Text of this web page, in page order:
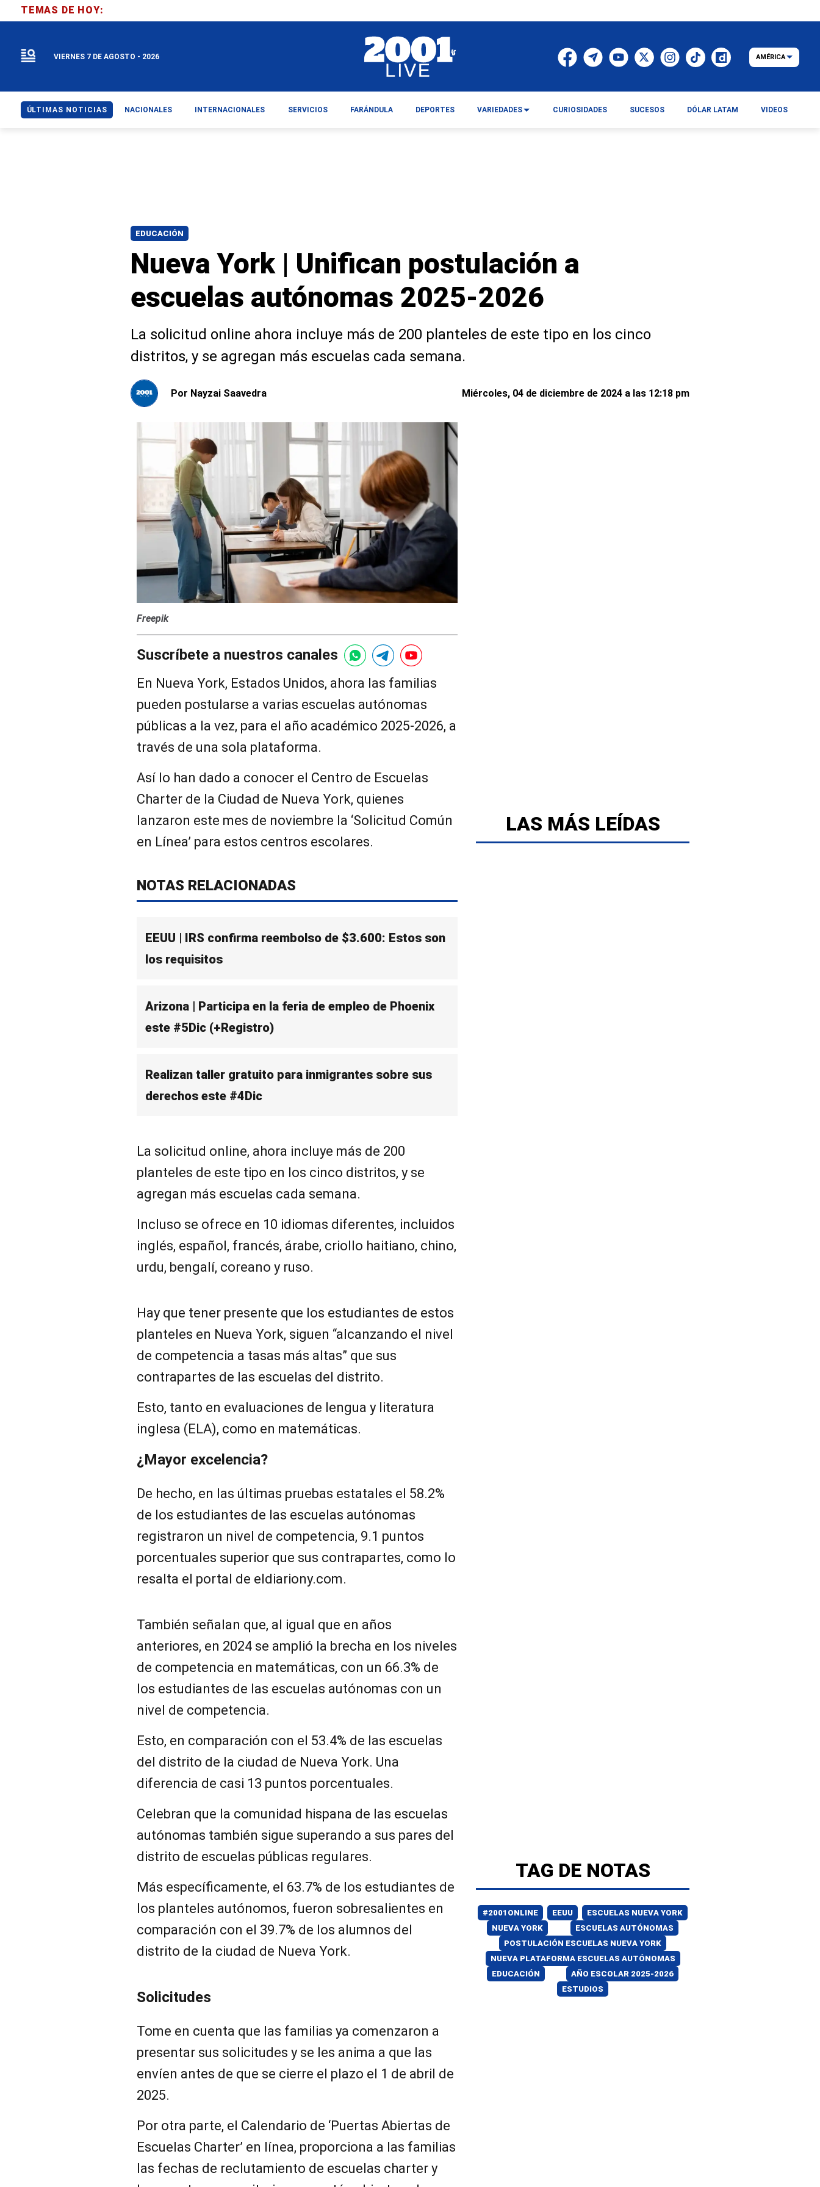
EDUCACIÓN
Nueva York | Unifican postulación a
escuelas autónomas 2025-2026
La solicitud online ahora incluye más de 200 planteles de este tipo en los cinco
distritos, y se agregan más escuelas cada semana.
Por Nayzai Saavedra Miércoles, 04 de diciembre de 2024 a las 12:18 pm
Freepik
Suscríbete a nuestros canales
En Nueva York, Estados Unidos, ahora las familias
pueden postularse a varias escuelas autónomas
públicas a la vez, para el año académico 2025-2026, a
través de una sola plataforma.
Así lo han dado a conocer el Centro de Escuelas
Charter de la Ciudad de Nueva York, quienes
lanzaron este mes de noviembre la ‘Solicitud Común
en Línea’ para estos centros escolares.
NOTAS RELACIONADAS
EEUU | IRS confirma reembolso de $3.600: Estos son
los requisitos
Arizona | Participa en la feria de empleo de Phoenix
este #5Dic (+Registro)
Realizan taller gratuito para inmigrantes sobre sus
derechos este #4Dic
La solicitud online, ahora incluye más de 200
planteles de este tipo en los cinco distritos, y se
agregan más escuelas cada semana.
Incluso se ofrece en 10 idiomas diferentes, incluidos
inglés, español, francés, árabe, criollo haitiano, chino,
urdu, bengalí, coreano y ruso.
Hay que tener presente que los estudiantes de estos
planteles en Nueva York, siguen “alcanzando el nivel
de competencia a tasas más altas” que sus
contrapartes de las escuelas del distrito.
Esto, tanto en evaluaciones de lengua y literatura
inglesa (ELA), como en matemáticas.
¿Mayor excelencia?
De hecho, en las últimas pruebas estatales el 58.2%
de los estudiantes de las escuelas autónomas
registraron un nivel de competencia, 9.1 puntos
porcentuales superior que sus contrapartes, como lo
resalta el portal de eldiariony.com.
También señalan que, al igual que en años
anteriores, en 2024 se amplió la brecha en los niveles
de competencia en matemáticas, con un 66.3% de
los estudiantes de las escuelas autónomas con un
nivel de competencia.
Esto, en comparación con el 53.4% de las escuelas
del distrito de la ciudad de Nueva York. Una
diferencia de casi 13 puntos porcentuales.
Celebran que la comunidad hispana de las escuelas
autónomas también sigue superando a sus pares del
distrito de escuelas públicas regulares.
Más específicamente, el 63.7% de los estudiantes de
los planteles autónomos, fueron sobresalientes en
comparación con el 39.7% de los alumnos del
distrito de la ciudad de Nueva York.
Solicitudes
Tome en cuenta que las familias ya comenzaron a
presentar sus solicitudes y se les anima a que las
envíen antes de que se cierre el plazo el 1 de abril de
2025.
Por otra parte, el Calendario de ‘Puertas Abiertas de
Escuelas Charter’ en línea, proporciona a las familias
las fechas de reclutamiento de escuelas charter y
LAS MÁS LEÍDAS
TAG DE NOTAS
#2001ONLINE EEUU
ESCUELAS NUEVA YORK
NUEVA YORK
ESCUELAS AUTÓNOMAS
POSTULACIÓN ESCUELAS NUEVA YORK
NUEVA PLATAFORMA ESCUELAS AUTÓNOMAS
EDUCACIÓN
AÑO ESCOLAR 2025-2026
ESTUDIOS
TEMAS DE HOY:
VIERNES 7 DE AGOSTO - 2026 AMÉRICA
ÚLTIMAS NOTICIAS NACIONALES INTERNACIONALES SERVICIOS FARÁNDULA DEPORTES VARIEDADES CURIOSIDADES SUCESOS DÓLAR LATAM VIDEOS